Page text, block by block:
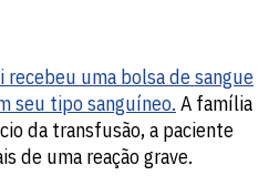
uma bolsa de sangue
seu tipo sanguíneo. A família
da transfusão, a paciente
de uma reação grave.